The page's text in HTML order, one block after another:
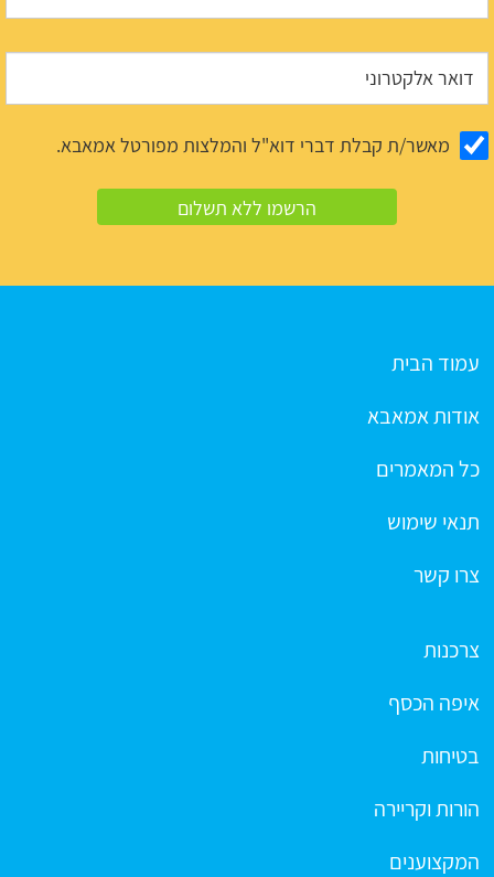
מאשר/ת קבלת דברי דוא"ל והמלצות מפורטל אמאבא.
עמוד הבית
אודות אמאבא
כל המאמרים
תנאי שימוש
צרו קשר
צרכנות
איפה הכסף
בטיחות
הורות וקריירה
המקצוענים